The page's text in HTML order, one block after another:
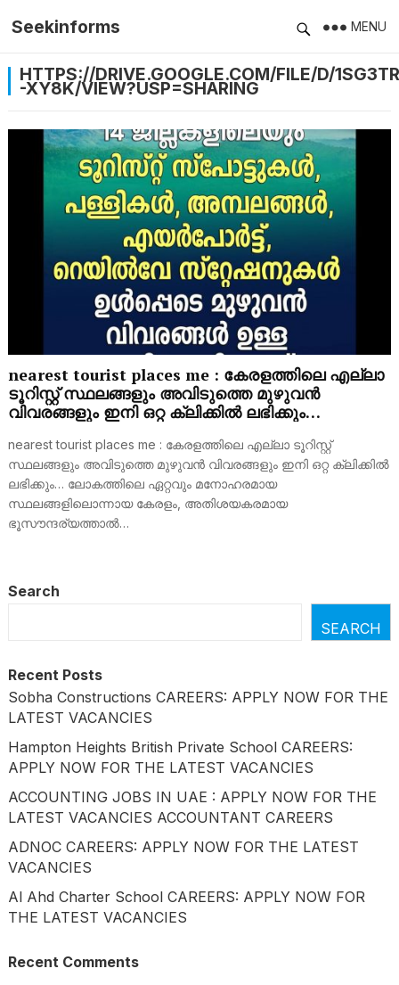
Seekinforms MENU
HTTPS://DRIVE.GOOGLE.COM/FILE/D/
-XY8K/VIEW?USP=SHARING
nearest tourist places me : കേരളത്തിലെ എല്ലാ
ടൂറിസ്റ്റ് സ്ഥലങ്ങളും അവിടുത്തെ മുഴുവൻ
വിവരങ്ങളും ഇനി ഒറ്റ ക്ലിക്കിൽ ലഭിക്കും…
nearest tourist places me : കേരളത്തിലെ എല്ലാ ടൂറിസ്റ്റ്
സ്ഥലങ്ങളും അവിടുത്തെ മുഴുവൻ വിവരങ്ങളും ഇനി ഒറ്റ ക്ലിക്കിൽ
ലഭിക്കും… ലോകത്തിലെ ഏറ്റവും മനോഹരമായ
സ്ഥലങ്ങളിലൊന്നായ കേരളം, അതിശയകരമായ
ഭൂസൗന്ദര്യത്താൽ…
Search
SEARCH
Recent Posts
Sobha Constructions CAREERS: APPLY NOW FOR THE
LATEST VACANCIES
Hampton Heights British Private School CAREERS:
APPLY NOW FOR THE LATEST VACANCIES
ACCOUNTING JOBS IN UAE : APPLY NOW FOR THE
LATEST VACANCIES ACCOUNTANT CAREERS
ADNOC CAREERS: APPLY NOW FOR THE LATEST
VACANCIES
Al Ahd Charter School CAREERS: APPLY NOW FOR
THE LATEST VACANCIES
Recent Comments